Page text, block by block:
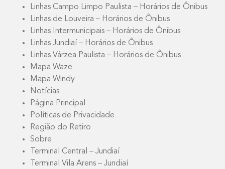
Linhas Campo Limpo Paulista – Horários de Ônibus
Linhas de Louveira – Horários de Ônibus
Linhas Intermunicipais – Horários de Ônibus
Linhas Jundiaí – Horários de Ônibus
Linhas Várzea Paulista – Horários de Ônibus
Mapa Waze
Mapa Windy
Notícias
Página Principal
Políticas de Privacidade
Região do Retiro
Sobre
Terminal Central – Jundiaí
Terminal Vila Arens – Jundiaí